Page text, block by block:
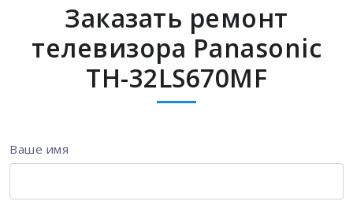
Заказать ремонт
телевизора Panasonic
TH-32LS670MF
Ваше имя